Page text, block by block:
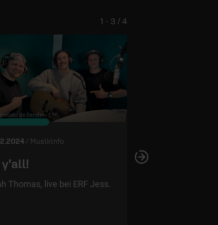
de Sander / ERF
/ Musikinfo
Thomas, live bei ERF Jess.
Rekorde,
1 - 3 / 4